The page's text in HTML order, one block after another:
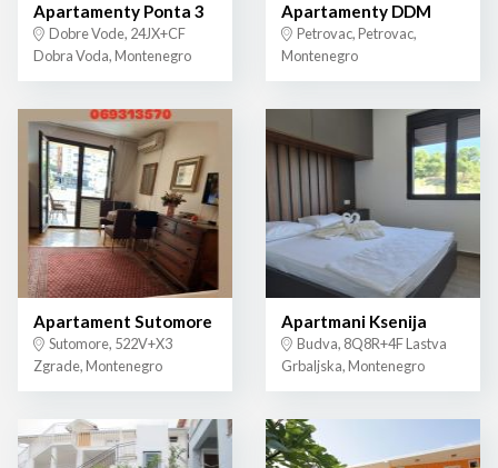
Apartamenty Ponta 3
Dobre Vode, 24JX+CF
Dobra Voda, Montenegro
Apartamenty DDM
Petrovac, Petrovac,
Montenegro
Apartament Sutomore
Sutomore, 522V+X3
Zgrade, Montenegro
Apartmani Ksenija
Budva, 8Q8R+4F Lastva
Grbaljska, Montenegro